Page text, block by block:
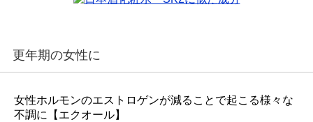
更年期の女性に
女性ホルモンのエストロゲンが減ることで起こる様々な
不調に【エクオール】